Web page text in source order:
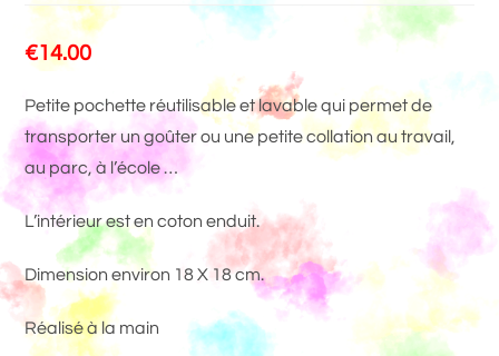
€14.00
Petite pochette réutilisable et lavable qui permet de
transporter un goûter ou une petite collation au travail,
au parc, à l’école …
L’intérieur est en coton enduit.
Dimension environ 18 X 18 cm.
Réalisé à la main